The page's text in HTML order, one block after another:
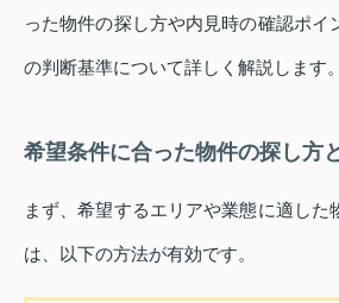
った物件の探し方や内見時の確認ポイ
の判断基準について詳しく解説します。
希望条件に合った物件の探し方
まず、希望するエリアや業態に適した
は、以下の方法が有効です。